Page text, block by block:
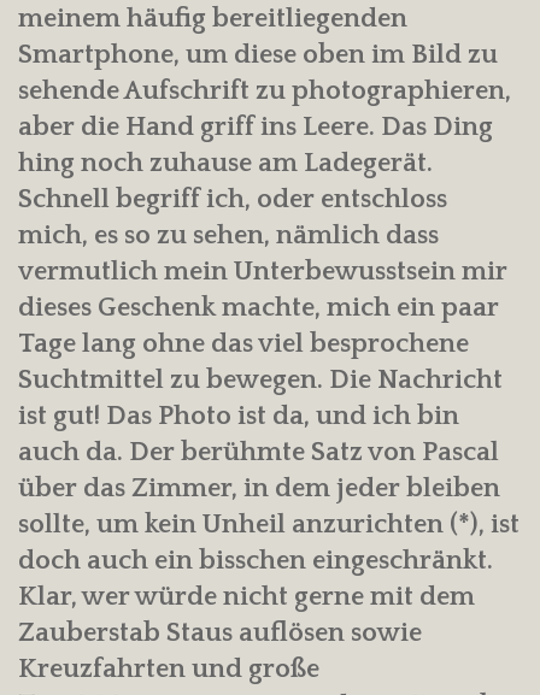
meinem häufig bereitliegenden
Smartphone, um diese oben im Bild zu
sehende Aufschrift zu photographieren,
aber die Hand griff ins Leere. Das Ding
hing noch zuhause am Ladegerät.
Schnell begriff ich, oder entschloss
mich, es so zu sehen, nämlich dass
vermutlich mein Unterbewusstsein mir
dieses Geschenk machte, mich ein paar
Tage lang ohne das viel besprochene
Suchtmittel zu bewegen. Die Nachricht
ist gut! Das Photo ist da, und ich bin
auch da. Der berühmte Satz von Pascal
über das Zimmer, in dem jeder bleiben
sollte, um kein Unheil anzurichten (*), ist
doch auch ein bisschen eingeschränkt.
Klar, wer würde nicht gerne mit dem
Zauberstab Staus auflösen sowie
Kreuzfahrten und große